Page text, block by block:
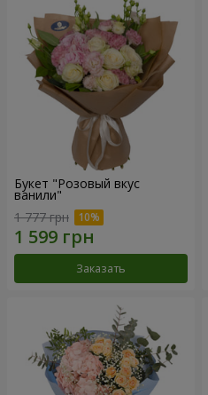
Букет "Розовый вкус
ванили"
1 777 грн
Заказать